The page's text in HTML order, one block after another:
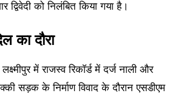
द्विवेदी को निलंबित किया गया है।
का दौरा
में राजस्व रिकॉर्ड में दर्ज नाली और
सड़क के निर्माण विवाद के दौरान एसडीएम